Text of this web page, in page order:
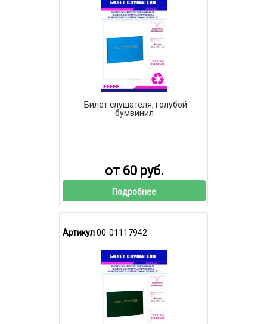
Билет слушателя, голубой
бумвинил
от 60 руб.
Подробнее
Артикул00-01117942